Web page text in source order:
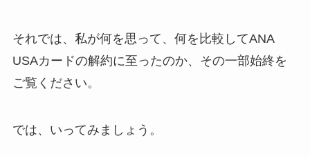
それでは、私が何を思って、何を比較してANA
USAカードの解約に至ったのか、その一部始終を
ご覧ください。
では、いってみましょう。